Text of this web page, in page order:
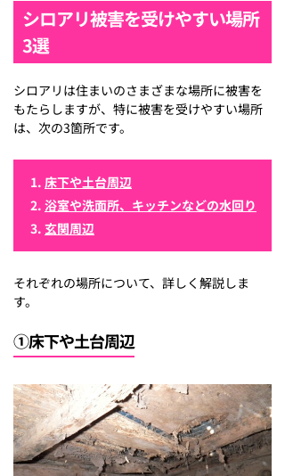
シロアリ被害を受けやすい場所
3選
シロアリは住まいのさまざまな場所に被害を
もたらしますが、特に被害を受けやすい場所
は、次の3箇所です。
床下や土台周辺
浴室や洗面所、キッチンなどの水回り
玄関周辺
それぞれの場所について、詳しく解説しま
す。
①床下や土台周辺